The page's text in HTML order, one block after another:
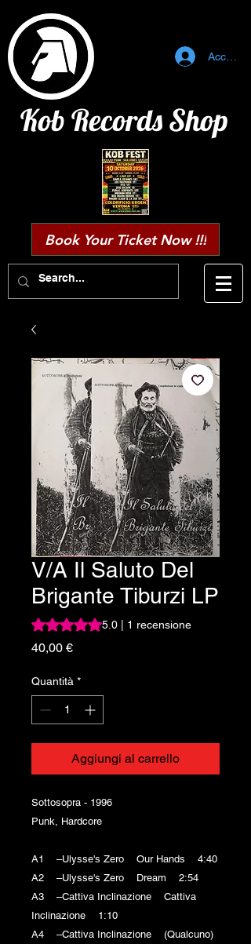
Accedi
Kob Records Shop
Book Your Ticket Now !!!
V/A Il Saluto Del
Brigante Tiburzi LP
Sulla base di 1 recensione, la
5.0 | 1 recensione
40,00 €Prezzo
Quantità *
Aggiungi al carrello
Sottosopra - 1996
Punk, Hardcore
A1 –Ulysse's Zero Our Hands 4:40
A2 –Ulysse's Zero Dream 2:54
A3 –Cattiva Inclinazione Cattiva
Inclinazione 1:10
A4 –Cattiva Inclinazione (Qualcuno)